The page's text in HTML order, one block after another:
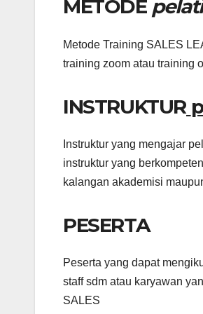
METODE
Metode Training SALES
training zoom atau training
INSTRUKTUR
Instruktur yang mengajar
instruktur yang
kalangan akademisi
PESERTA
Peserta yang dapat
staff sdm atau karyawan
SALES